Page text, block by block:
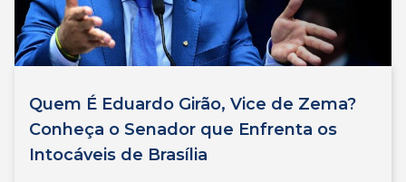
Quem É Eduardo Girão, Vice de Zema?
Conheça o Senador que Enfrenta os
Intocáveis de Brasília